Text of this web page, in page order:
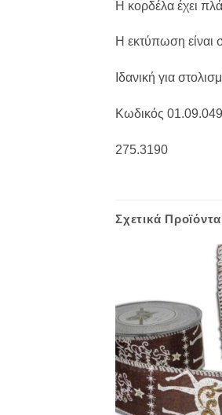
Η κορδέλα έχει
Η εκτύπωση είναι
Ιδανική για
Κωδικός
275.3190
Σχετικά Προϊόντα